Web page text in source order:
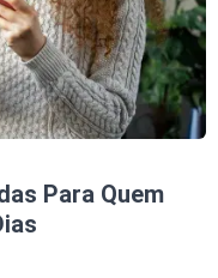
Para Quem